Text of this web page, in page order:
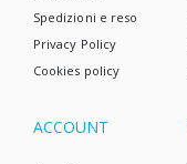
Spedizioni e reso
Privacy Policy
Cookies policy
ACCOUNT